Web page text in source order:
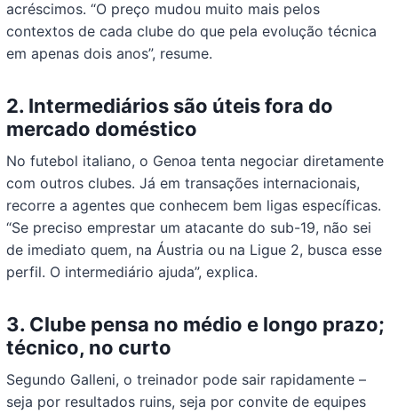
acréscimos. “O preço mudou muito mais pelos
contextos de cada clube do que pela evolução técnica
em apenas dois anos”, resume.
2. Intermediários são úteis fora do
mercado doméstico
No futebol italiano, o Genoa tenta negociar diretamente
com outros clubes. Já em transações internacionais,
recorre a agentes que conhecem bem ligas específicas.
“Se preciso emprestar um atacante do sub-19, não sei
de imediato quem, na Áustria ou na Ligue 2, busca esse
perfil. O intermediário ajuda”, explica.
3. Clube pensa no médio e longo prazo;
técnico, no curto
Segundo Galleni, o treinador pode sair rapidamente –
seja por resultados ruins, seja por convite de equipes